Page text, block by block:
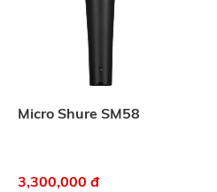
Micro Shure SM58
3,300,000 đ